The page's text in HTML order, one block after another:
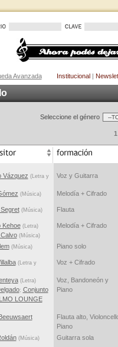
Avanzada Institucional|
Seleccione el género
1
Vázquez (Letra y
Voz y Guitarra
(Música) Melodía + Cifrado
(Música) Flauta
Kehoe(Letra)
(Música)
Melodía + Cifrado
(Música) Piano solo
(Letra y
Voz + Cifrado
(Letra)
; Conjunto
LOUNGE
Voz, Bandoneón y
Piano
Flauta alto,
Piano
(Música) Guitarra sola